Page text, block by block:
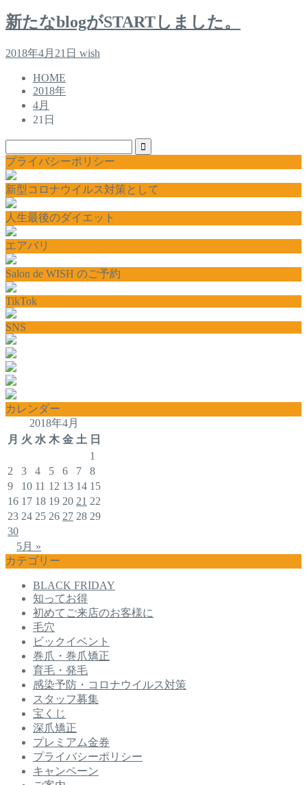
新たなblogがSTARTしました。
2018年4月21日 wish
HOME
2018年
4月
21日
プライバシーポリシー
新型コロナウイルス対策として
人生最後のダイエット
エアバリ
Salon de WISH のご予約
TikTok
SNS
カレンダー
2018年4月
月 火 水 木 金 土 日
1
2
3 4 5 6 7
8
9
10 11 12 13 14 15
16 17 18 19 20 21 22
23 24 25 26 27 28 29
30
5月 »
カテゴリー
BLACK FRIDAY
知ってお得
初めてご来店のお客様に
毛穴
ビックイベント
巻爪・巻爪矯正
育毛・発毛
感染予防・コロナウイルス対策
スタッフ募集
宝くじ
深爪矯正
プレミアム金券
プライバシーポリシー
キャンペーン